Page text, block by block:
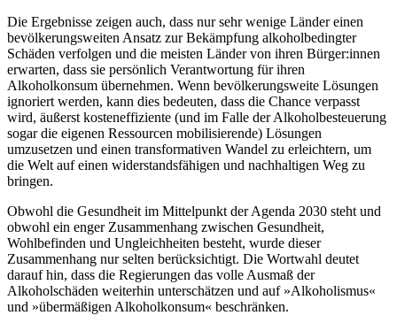
Die Ergebnisse zeigen auch, dass nur sehr wenige Länder einen
bevölkerungsweiten Ansatz zur Bekämpfung alkoholbedingter
Schäden verfolgen und die meisten Länder von ihren Bürger:innen
erwarten, dass sie persönlich Verantwortung für ihren
Alkoholkonsum übernehmen. Wenn bevölkerungsweite Lösungen
ignoriert werden, kann dies bedeuten, dass die Chance verpasst
wird, äußerst kosteneffiziente (und im Falle der Alkoholbesteuerung
sogar die eigenen Ressourcen mobilisierende) Lösungen
umzusetzen und einen transformativen Wandel zu erleichtern, um
die Welt auf einen widerstandsfähigen und nachhaltigen Weg zu
bringen.
Obwohl die Gesundheit im Mittelpunkt der Agenda 2030 steht und
obwohl ein enger Zusammenhang zwischen Gesundheit,
Wohlbefinden und Ungleichheiten besteht, wurde dieser
Zusammenhang nur selten berücksichtigt. Die Wortwahl deutet
darauf hin, dass die Regierungen das volle Ausmaß der
Alkoholschäden weiterhin unterschätzen und auf »Alkoholismus«
und »übermäßigen Alkoholkonsum« beschränken.